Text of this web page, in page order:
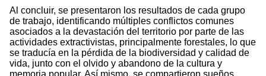
Al concluir, se presentaron los resultados de cada grupo
de trabajo, identificando múltiples conflictos comunes
asociados a la devastación del territorio por parte de las
actividades extractivistas, principalmente forestales, lo que
se traducía en la pérdida de la biodiversidad y calidad de
vida, junto con el olvido y abandono de la cultura y